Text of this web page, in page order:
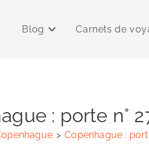
Blog Carnets de
: porte n°
> Copenhague :